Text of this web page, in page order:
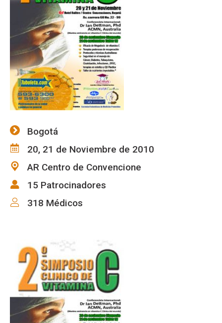
Bogotá
20, 21 de Noviembre de 2010
AR Centro de Convencione
15 Patrocinadores
318 Médicos